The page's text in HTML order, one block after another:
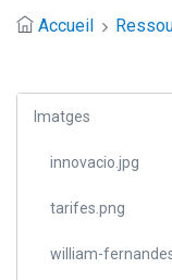
Accueil
Imatges
innovacio.jpg
tarifes.png
william-